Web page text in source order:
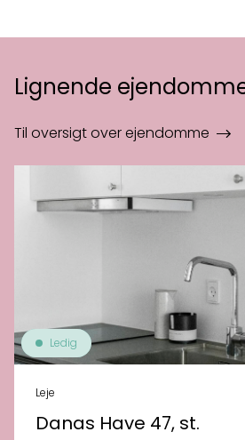
Lignende
Til oversigt over ejendomme
Ledig
Leje
Danas Have 47, st.